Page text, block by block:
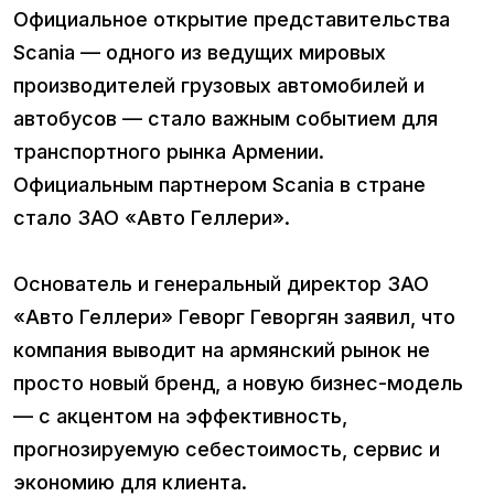
Официальное открытие представительства
Scania — одного из ведущих мировых
производителей грузовых автомобилей и
автобусов — стало важным событием для
транспортного рынка Армении.
Официальным партнером Scania в стране
стало ЗАО «Авто Геллери».
Основатель и генеральный директор ЗАО
«Авто Геллери» Геворг Геворгян заявил, что
компания выводит на армянский рынок не
просто новый бренд, а новую бизнес-модель
— с акцентом на эффективность,
прогнозируемую себестоимость, сервис и
экономию для клиента.